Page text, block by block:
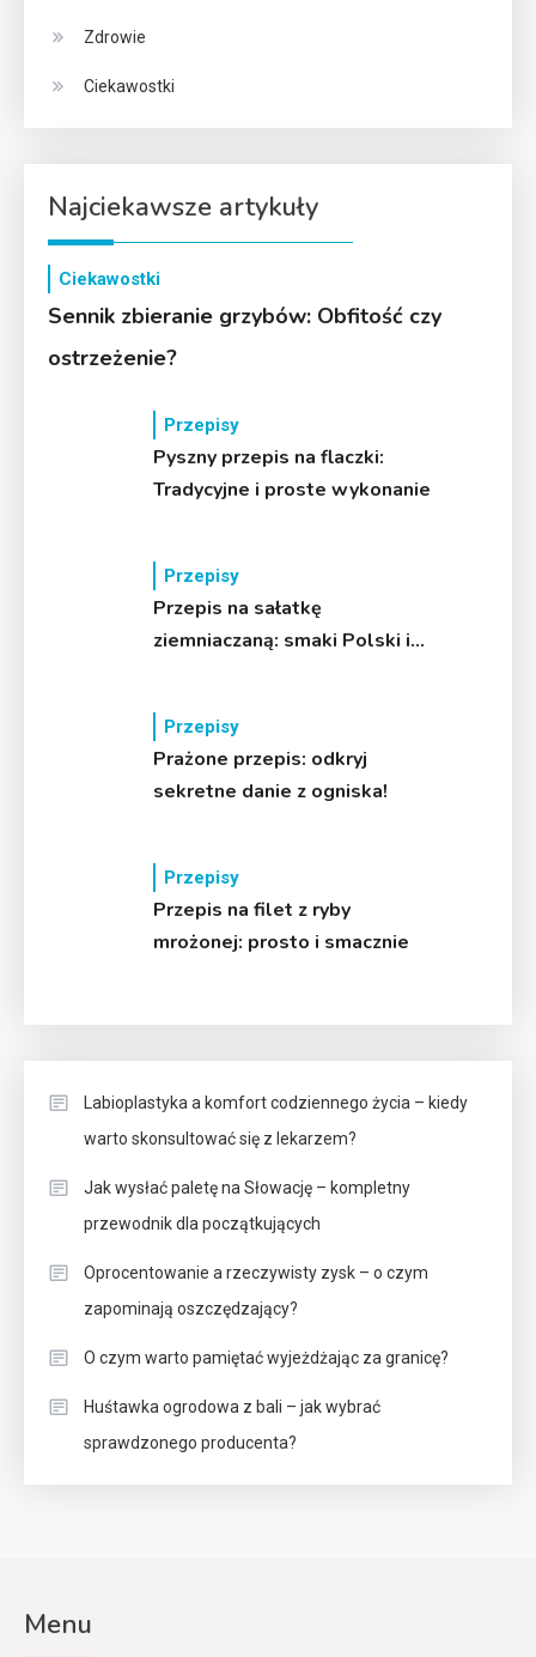
Zdrowie
Ciekawostki
Najciekawsze artykuły
Ciekawostki
Sennik zbieranie grzybów: Obfitość czy
ostrzeżenie?
Przepisy
Pyszny przepis na flaczki:
Tradycyjne i proste wykonanie
Przepisy
Przepis na sałatkę
ziemniaczaną: smaki Polski i
Przepisy
Prażone przepis: odkryj
sekretne danie z ogniska!
Przepisy
Przepis na filet z ryby
mrożonej: prosto i smacznie
Labioplastyka a komfort codziennego życia – kiedy
warto skonsultować się z lekarzem?
Jak wysłać paletę na Słowację – kompletny
przewodnik dla początkujących
Oprocentowanie a rzeczywisty zysk – o czym
zapominają oszczędzający?
O czym warto pamiętać wyjeżdżając za granicę?
Huśtawka ogrodowa z bali – jak wybrać
sprawdzonego producenta?
Menu